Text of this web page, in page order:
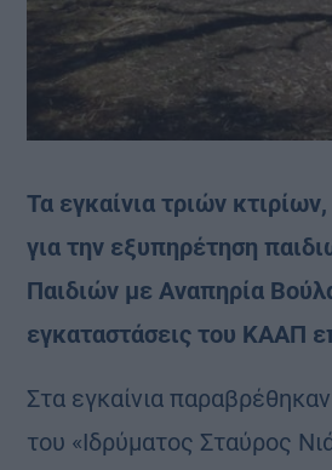
Τα εγκαίνια τριών
για την εξυπηρέτηση
Παιδιών με Αναπηρία
εγκαταστάσεις του ΚΑΑΠ
Στα εγκαίνια
του «Ιδρύματος Σταύρος